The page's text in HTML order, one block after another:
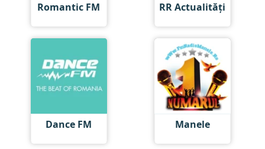
Romantic FM RR Actualități
Dance FM Manele